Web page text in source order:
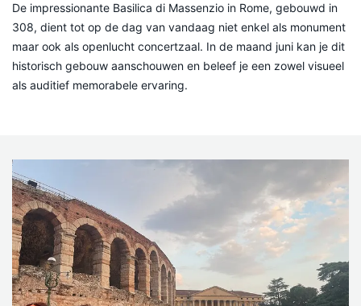
De impressionante Basilica di Massenzio in Rome, gebouwd in
308, dient tot op de dag van vandaag niet enkel als monument
maar ook als openlucht concertzaal. In de maand juni kan je dit
historisch gebouw aanschouwen en beleef je een zowel visueel
als auditief memorabele ervaring.